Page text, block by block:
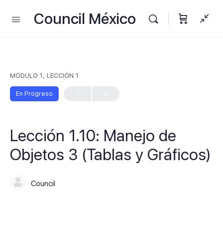
Council México
MÓDULO 1, LECCIÓN 1
En Progreso
Lección 1.10: Manejo de
Objetos 3 (Tablas y Gráficos)
Council